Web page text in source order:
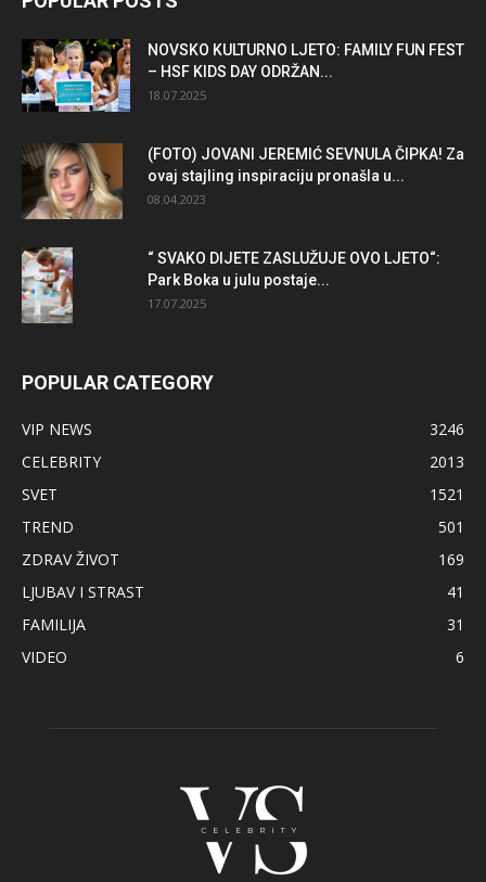
NOVSKO KULTURNO LJETO: FAMILY FUN FEST
– HSF KIDS DAY ODRŽAN...
18.07.2025
(FOTO) JOVANI JEREMIĆ SEVNULA ČIPKA! Za
ovaj stajling inspiraciju pronašla u...
08.04.2023
“ SVAKO DIJETE ZASLUŽUJE OVO LJETO“:
Park Boka u julu postaje...
17.07.2025
POPULAR CATEGORY
VIP NEWS
3246
CELEBRITY
2013
SVET
1521
TREND
501
ZDRAV ŽIVOT
169
LJUBAV I STRAST
41
FAMILIJA
31
VIDEO
6